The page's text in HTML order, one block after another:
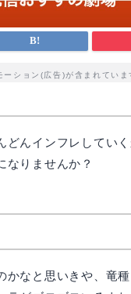
ーション(広告)が含まれていま
どんインフレしてい
なりませんか？
かなと思いきや、竜